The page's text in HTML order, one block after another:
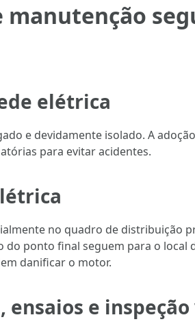
elétrica
e devidamente isolado. A
para evitar acidentes.
no quadro de distribuição
ponto final seguem para o local
danificar o motor.
e